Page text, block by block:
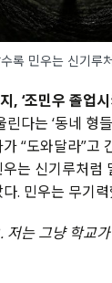
록 민우는 신기
, ‘조민우 졸업
다는 ‘동네 형
“도와달라”고
는 신기루처럼
. 민우는 무기력
. 저는 그냥 학교